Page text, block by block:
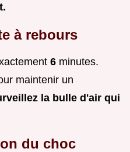
à rebours
6 minutes.
maintenir un
la bulle d'air qui
du choc